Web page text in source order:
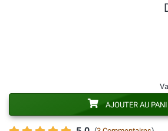
AJOUTER AU